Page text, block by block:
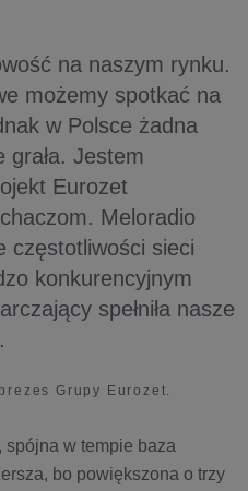
na naszym rynku.
możemy spotkać na
w Polsce żadna
grała. Jestem
Eurozet
Meloradio
częstotliwości sieci
konkurencyjnym
spełniła nasze
Grupy Eurozet.
w tempie baza
bo powiększona o trzy